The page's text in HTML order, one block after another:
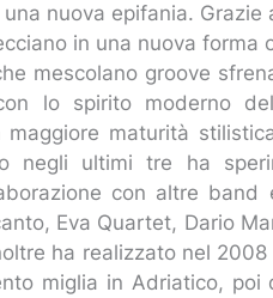
nuova epifania.
in una nuova forma
mescolano groove
lo spirito moderno
maggiore maturità
negli ultimi tre ha
con altre
Eva Quartet, Dario
ha realizzato nel
miglia in Adriatico,